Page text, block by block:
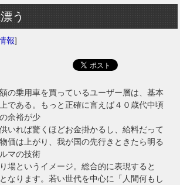
う
報]
の乗用車を買っているユーザー層は、基本
である。もっと正確に言えば４０歳代中頃
余裕が少
いれば驚くほどお金掛かるし、給料だって
価は上がり、我が国の先行きときたら明る
マの技術
場というイメージ。総合的に表現すると
なります。若い世代を中心に「人間何もし